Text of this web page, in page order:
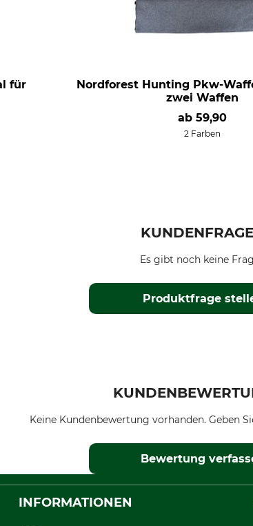
für
Nordforest Hunting Pkw-
zwei Waffen
ab59,90
2 Farben
Produktfrage
Es gibt noch keine
Keine Kundenbewertung vorhanden. Geben
Bewertung
INFORMATIONEN